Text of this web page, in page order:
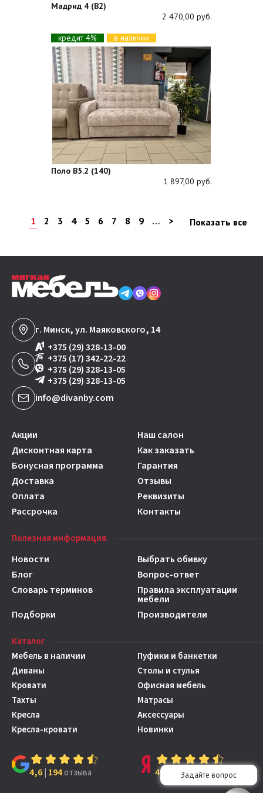
Мадрид 4 (В2)
2 470,00 руб.
кредит 4%
в наличии
Поло В5.2 (140)
1 897,00 руб.
1 2 3 4 5 6 7 8 9 … > Показать все
г. Минск, ул. Маяковского, 14
+375 (29) 328-13-00
+375 (17) 342-22-22
+375 (29) 328-13-05
+375 (29) 328-13-05
info@divanby.com
Акции
Наш салон
Дисконтная карта
Как заказать
Бонусная программа
Гарантия
Доставка
Отзывы
Оплата
Реквизиты
Рассрочка
Контакты
Полезная информация
Новости
Выбрать обивку
Блог
Вопрос-ответ
Словарь терминов
Правила эксплуатации
мебели
Подборки
Производители
Каталог
Мебель в наличии
Диваны
Кровати
Тахты
Кресла
Кресла-кровати
Пуфики и банкетки
Столы и стулья
Офисная мебель
Матрасы
Аксессуары
Новинки
4,6 194отзыва 4,7 149отзывов